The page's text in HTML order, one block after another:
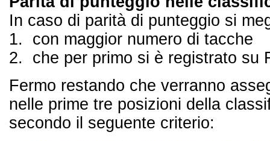
In caso di parità di punteggio si
1. con maggior numero di tacche
2. che per primo si è registrato su
Fermo restando che verranno
nelle prime tre posizioni della
secondo il seguente criterio: